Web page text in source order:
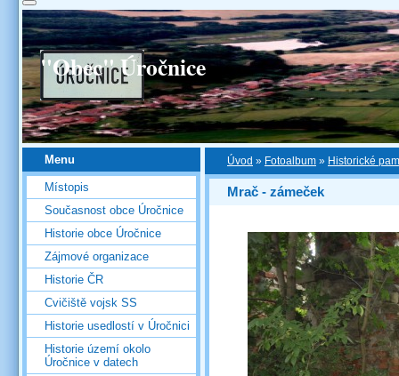
"Obec" Úročnice
Úvod » Fotoalbum » Historické
Mrač - zámeček
Menu
Místopis
Současnost obce Úročnice
Historie obce Úročnice
Zájmové organizace
Historie ČR
Cvičiště vojsk SS
Historie usedlostí v Úročnici
Historie území okolo
Úročnice v datech